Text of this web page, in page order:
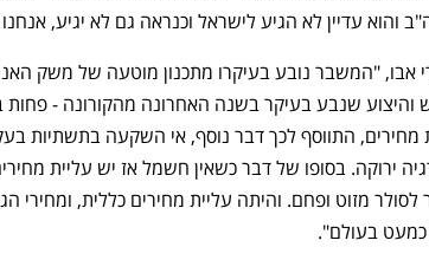
והוא עדיין לא הגיע לישראל וכנראה גם לא יגיע,
כמעט בעולם".